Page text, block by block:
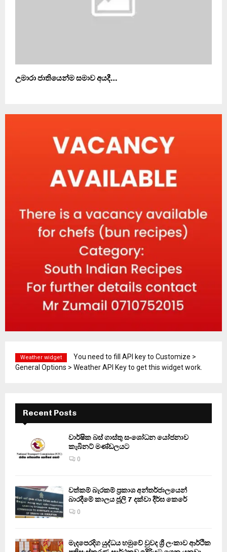
උමාරා ජාතියෙන්ම සමාව අයදී…
Weather widget
You need to fill API key to Customize >
General Options > Weather API Key to get this widget work.
Recent Posts
වාර්ෂික බස් ගාස්තු සංශෝධන යෝජනාව
කැබිනට් මණ්ඩලයට
0
වත්කම් බැරකම් ප්‍රකාශ අන්තර්ජාලයෙන්
බාරදීමේ කාලය ජූලි 7 දක්වා දීර්ඝ කෙරේ
0
මැදපෙරදිග යුද්ධය හමුවේ වුවද ශ්‍රී ලංකාව ආර්ථික